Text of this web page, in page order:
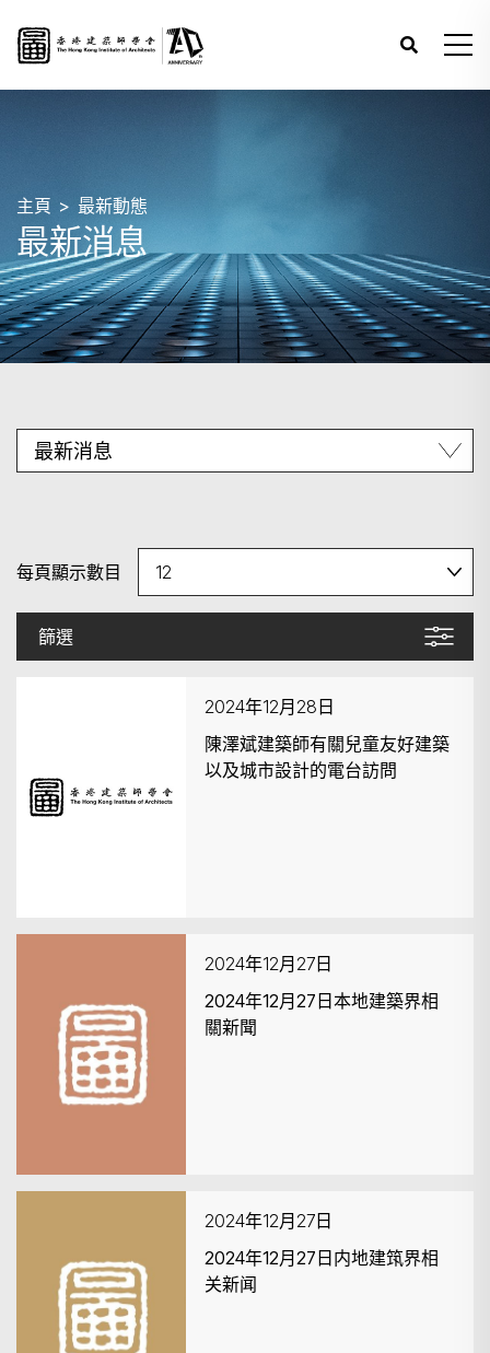
主頁 最新動態
最新消息
篩選
每頁顯示數目
2024年12月28日
陳澤斌建築師有關兒童友好建築
以及城市設計的電台訪問
2024年12月27日
2024年12月27日本地建築界相
關新聞
2024年12月27日
2024年12月27日内地建筑界相
关新闻